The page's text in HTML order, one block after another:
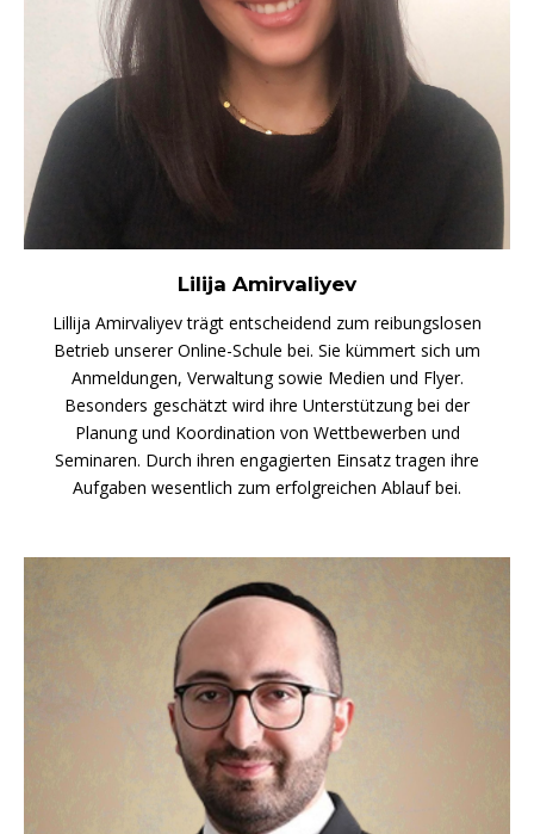
Lilija Amirvaliyev
Lillija Amirvaliyev trägt entscheidend zum reibungslosen
Betrieb unserer Online-Schule bei. Sie kümmert sich um
Anmeldungen, Verwaltung sowie Medien und Flyer.
Besonders geschätzt wird ihre Unterstützung bei der
Planung und Koordination von Wettbewerben und
Seminaren. Durch ihren engagierten Einsatz tragen ihre
Aufgaben wesentlich zum erfolgreichen Ablauf bei.